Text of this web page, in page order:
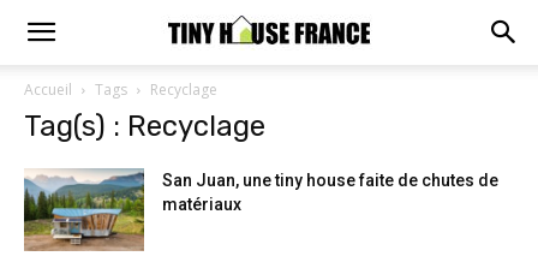
Accueil Tags Recyclage
Tag(s) : Recyclage
San Juan, une tiny house faite de chutes de
matériaux